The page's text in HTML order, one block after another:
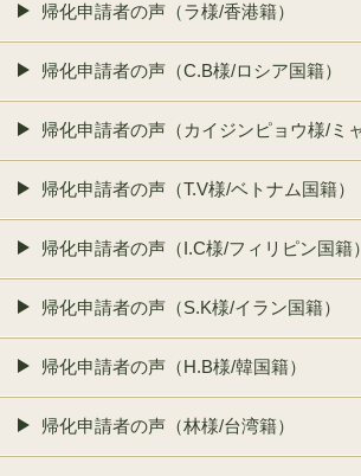
帰化申請者の声（ラ様/香港籍）
帰化申請者の声（C.B様/ロシア国籍）
帰化申請者の声（カイジンピョウ様/ミ
帰化申請者の声（T.V様/ベトナム国籍）
帰化申請者の声（I.C様/フィリピン国籍）
帰化申請者の声（S.K様/イラン国籍）
帰化申請者の声（H.B様/韓国籍）
帰化申請者の声（林様/台湾籍）